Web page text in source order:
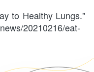
to Healthy Lungs."
20210216/eat-